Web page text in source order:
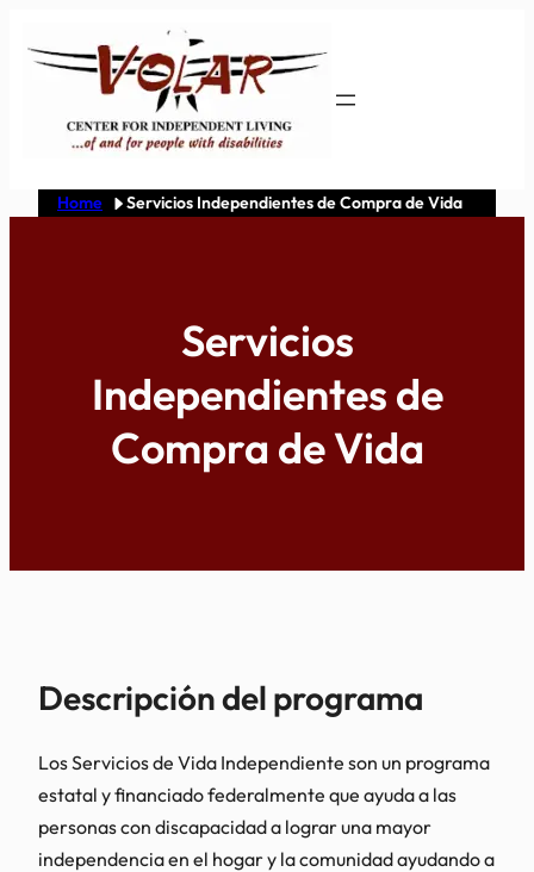
Home Servicios Independientes de Compra de Vida
Servicios
Independientes de
Compra de Vida
Descripción del programa
Los Servicios de Vida Independiente son un programa
estatal y financiado federalmente que ayuda a las
personas con discapacidad a lograr una mayor
independencia en el hogar y la comunidad ayudando a